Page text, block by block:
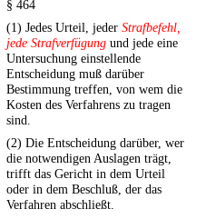
§ 464
(1) Jedes Urteil, jeder Strafbefehl,
jede Strafverfügung und jede eine
Untersuchung einstellende
Entscheidung muß darüber
Bestimmung treffen, von wem die
Kosten des Verfahrens zu tragen
sind.
(2) Die Entscheidung darüber, wer
die notwendigen Auslagen trägt,
trifft das Gericht in dem Urteil
oder in dem Beschluß, der das
Verfahren abschließt.